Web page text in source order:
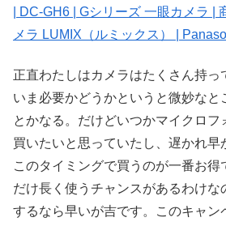
| DC-GH6 | Gシリーズ 一眼カメラ |
メラ LUMIX（ルミックス） |
正直わたしはカメラはたくさん持っ
いま必要かどうかというと微妙なと
とかなる。だけどいつかマイクロフ
買いたいと思っていたし、遅かれ早
このタイミングで買うのが一番お
だけ長く使うチャンスがあるわけな
するなら早いが吉です。このキャン